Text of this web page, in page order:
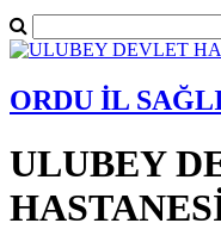
ORDU İL
ULUBEY